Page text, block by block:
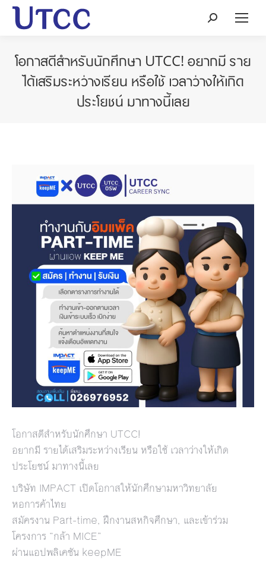
Search:
โอกาสดีสำหรับนักศึกษา UTCC! อยากมี ราย
ได้เสริมระหว่างเรียน หรือใช้ เวลาว่างให้เกิด
ประโยชน์ มาทางนี้เลย
โอกาสดีสำหรับนักศึกษา UTCC!
อยากมี รายได้เสริมระหว่างเรียน หรือใช้ เวลาว่างให้เกิด
ประโยชน์ มาทางนี้เลย
บริษัท IMPACT เปิดโอกาสให้นักศึกษามหาวิทยาลัย
หอการค้าไทย
สมัครงาน Part-time, ฝึกงานสหกิจศึกษา, และเข้าร่วม
โครงการ “กล้า MICE”
ผ่านแอปพลิเคชัน keepME